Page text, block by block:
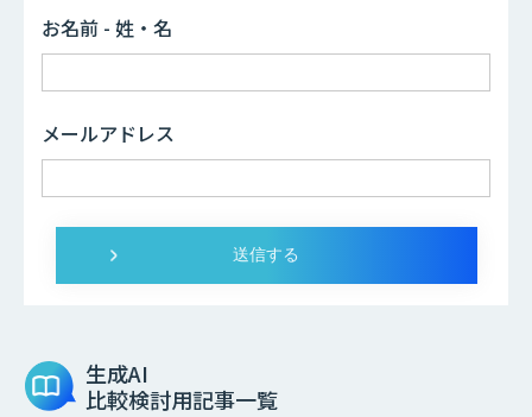
お名前 - 姓・名
メールアドレス
生成AI
比較検討用記事一覧